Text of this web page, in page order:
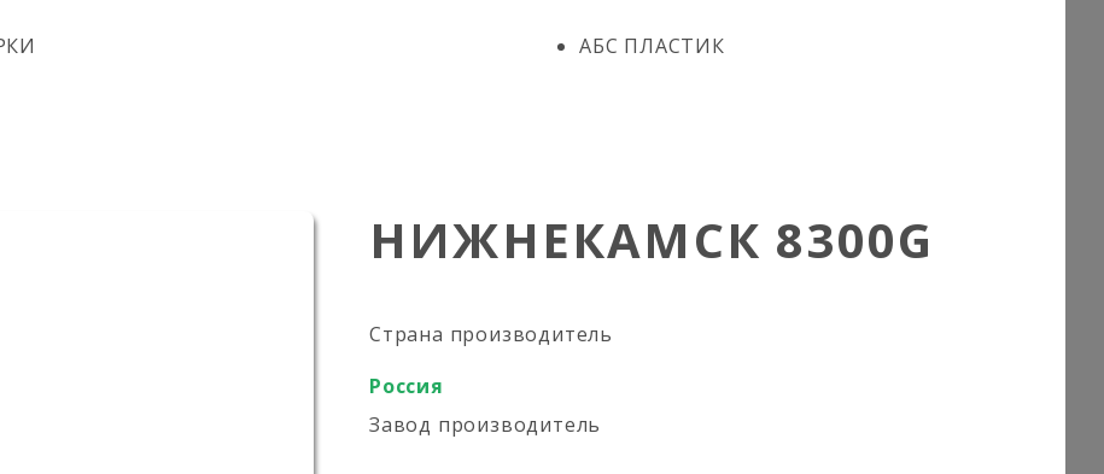
АБС ПЛАСТИК
НИЖНЕКАМСК 8300G
Страна производитель
Россия
Завод производитель